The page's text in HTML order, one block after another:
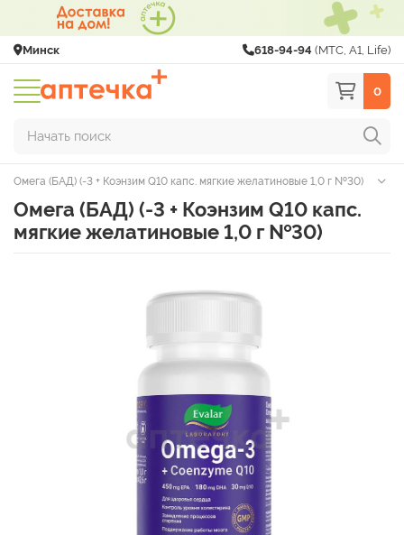
Минск 618-94-94 (МТС, A1, Life)
0
Начать поиск
Омега (БАД) (-3 + Коэнзим Q10 капс. мягкие желатиновые 1,0 г №30)
Омега (БАД) (-3 + Коэнзим Q10 капс.
мягкие желатиновые 1,0 г №30)